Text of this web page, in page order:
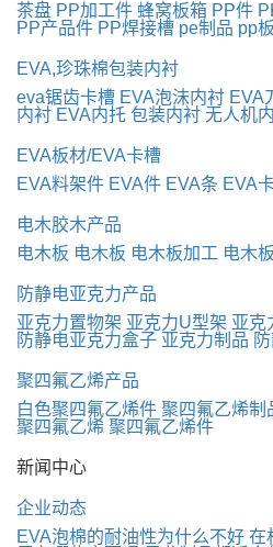
茶盘 PP加工件 蜂窝板箱 PP件
PP产品件 PP焊接槽 pe制品 pp板
EVA,珍珠棉包装内衬
eva锯齿卡槽 EVA泡沫内衬 EVA
内衬 EVA内托 包装内衬 无人机
EVA板材/EVA卡槽
EVA料架件 EVA件 EVA条 EVA
电木胶木产品
电木板 电木板 电木板加工 电木
防静电亚克力产品
亚克力置物架 亚克力U型架 亚克
防静电亚克力盒子 亚克力制品
聚四氟乙烯产品
白色聚四氟乙烯件 聚四氟乙烯制
聚四氟乙烯 聚四氟乙烯件
新闻中心
企业动态
EVA泡棉的耐油性为什么不好 在